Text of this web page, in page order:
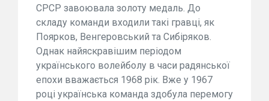
СРСР завоювала золоту медаль. До
складу команди входили такі гравці, як
Поярков, Венгеровський та Сибіряков.
Однак найяскравішим періодом
українського волейболу в часи радянської
епохи вважається 1968 рік. Вже у 1967
році українська команда здобула перемогу